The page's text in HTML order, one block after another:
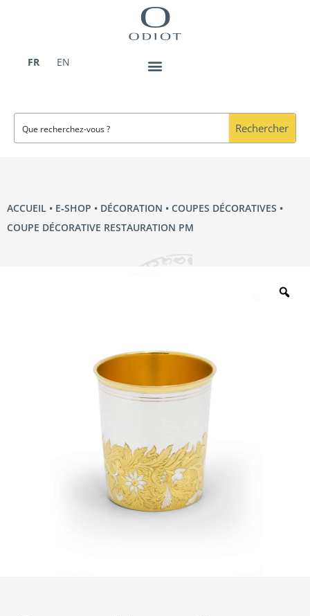
FR
EN
Rechercher
ACCUEIL • E‑SHOP • DÉCORATION • COUPES DÉCORATIVES •
COUPE DÉCORATIVE RESTAURATION PM